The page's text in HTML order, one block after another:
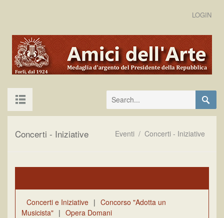
LOGIN
Concerti - Iniziative Eventi / Concerti - Iniziative
Concerti e Iniziative | Concorso "Adotta un
Musicista" | Opera Domani